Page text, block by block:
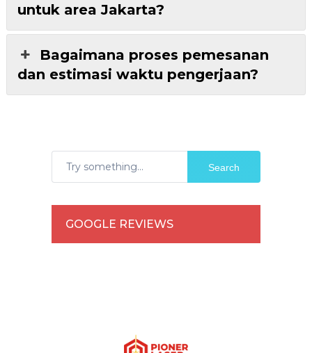
untuk area Jakarta?
Bagaimana proses pemesanan
dan estimasi waktu pengerjaan?
Search
GOOGLE REVIEWS